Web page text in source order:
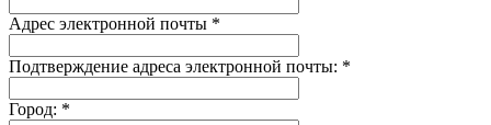
Адрес электронной почты *
Подтверждение адреса электронной почты: *
Город: *